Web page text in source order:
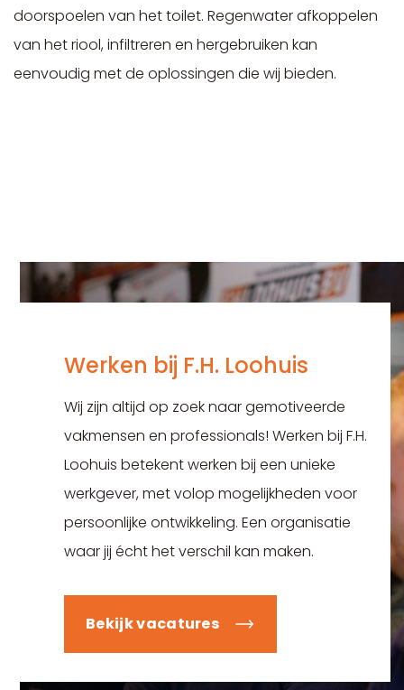
doorspoelen van het toilet. Regenwater afkoppelen
van het riool, infiltreren en hergebruiken kan
eenvoudig met de oplossingen die wij bieden.
Werken bij F.H. Loohuis
Wij zijn altijd op zoek naar gemotiveerde
vakmensen en professionals! Werken bij F.H.
Loohuis betekent werken bij een unieke
werkgever, met volop mogelijkheden voor
persoonlijke ontwikkeling. Een organisatie
waar jij écht het verschil kan maken.
Bekijk vacatures